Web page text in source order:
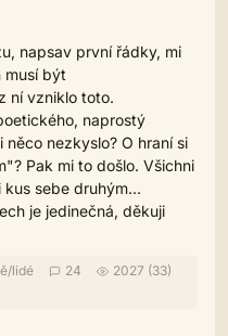
napsav první řádky, mi
musí být
ní vzniklo toto.
naprostý
něco nezkyslo? O hraní si
Pak mi to došlo. Všichni
sebe druhým...
je jedinečná, děkuji
/lidé 24
2027 (33)